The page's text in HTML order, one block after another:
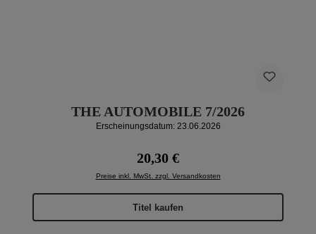
THE AUTOMOBILE 7/2026
Erscheinungsdatum: 23.06.2026
Regulärer Preis:
20,30 €
Preise inkl. MwSt. zzgl. Versandkosten
Titel kaufen